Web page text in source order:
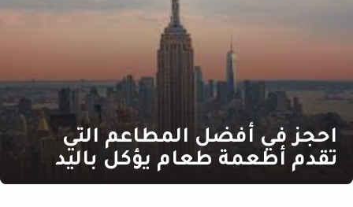
احجز في أفضل المطاعم التي
تقدم أطعمة طعام يؤكل باليد